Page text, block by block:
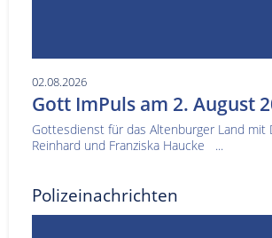
02.08.2026
Gott ImPuls am 2. August
Gottesdienst für das Altenburger Land mit
Reinhard und Franziska Haucke ...
Polizeinachrichten